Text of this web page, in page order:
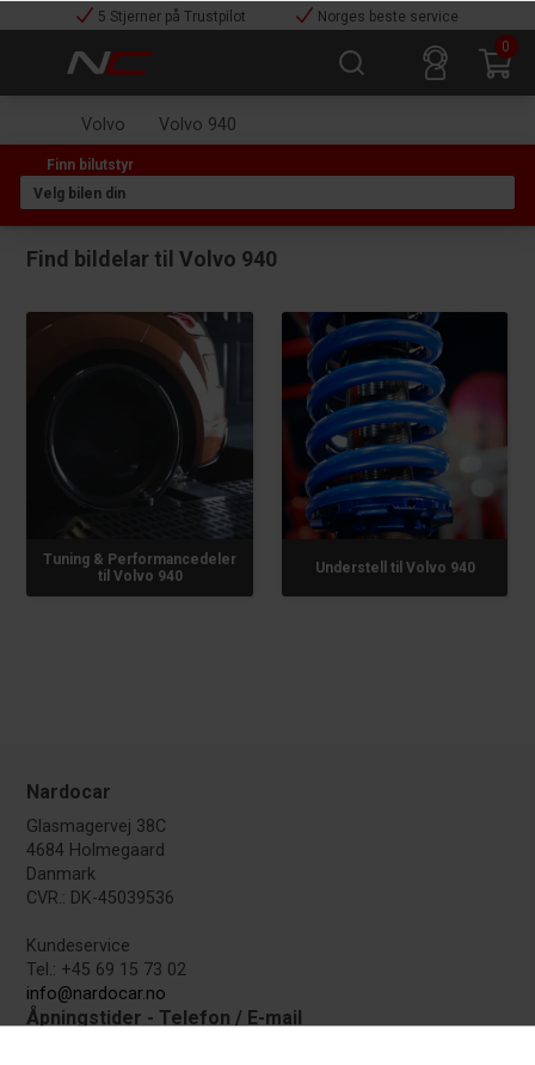
5 Stjerner på Trustpilot
Norges beste service
0
Volvo Volvo 940
Find bildelar til Volvo 940
Tuning & Performancedeler
til Volvo 940
Understell til Volvo 940
Nardocar
Glasmagervej 38C
4684 Holmegaard
Danmark
CVR.: DK-45039536
Kundeservice
Tel.: +45 69 15 73 02
info@nardocar.no
Åpningstider - Telefon / E-mail